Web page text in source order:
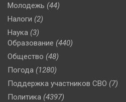
Молодежь (44)
Налоги (2)
Наука (3)
Образование (440)
Общество (48)
Погода (1280)
Поддержка участников СВО (7)
Политика (4397)